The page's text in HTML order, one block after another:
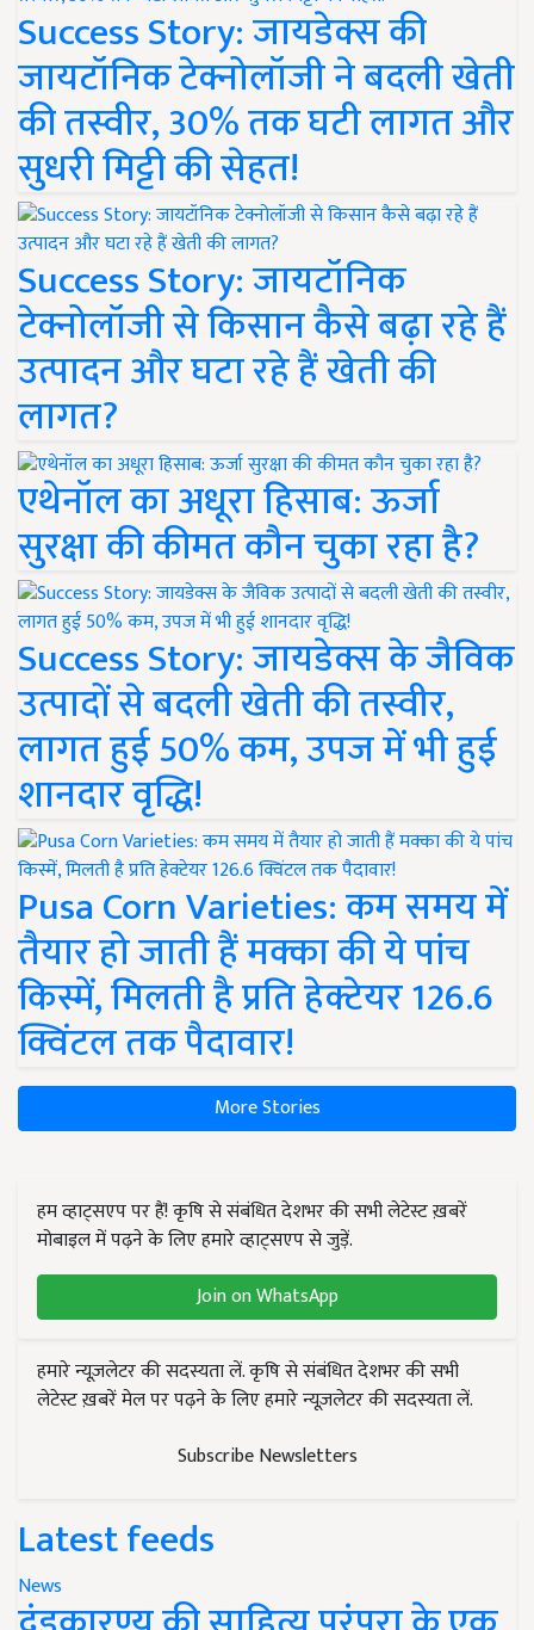
Success Story: जायडेक्स की
जायटॉनिक टेक्नोलॉजी ने बदली खेती
की तस्वीर, 30% तक घटी लागत और
सुधरी मिट्टी की सेहत!
Success Story: जायटॉनिक
टेक्नोलॉजी से किसान कैसे बढ़ा रहे हैं
उत्पादन और घटा रहे हैं खेती की
लागत?
एथेनॉल का अधूरा हिसाब: ऊर्जा
सुरक्षा की कीमत कौन चुका रहा है?
Success Story: जायडेक्स के जैविक
उत्पादों से बदली खेती की तस्वीर,
लागत हुई 50% कम, उपज में भी हुई
शानदार वृद्धि!
Pusa Corn Varieties: कम समय में
तैयार हो जाती हैं मक्का की ये पांच
किस्में, मिलती है प्रति हेक्टेयर 126.6
क्विंटल तक पैदावार!
More Stories
हम व्हाट्सएप पर हैं! कृषि से संबंधित देशभर की सभी लेटेस्ट ख़बरें
मोबाइल में पढ़ने के लिए हमारे व्हाट्सएप से जुड़ें.
Join on WhatsApp
हमारे न्यूज़लेटर की सदस्यता लें. कृषि से संबंधित देशभर की सभी
लेटेस्ट ख़बरें मेल पर पढ़ने के लिए हमारे न्यूज़लेटर की सदस्यता लें.
Subscribe Newsletters
Latest feeds
News